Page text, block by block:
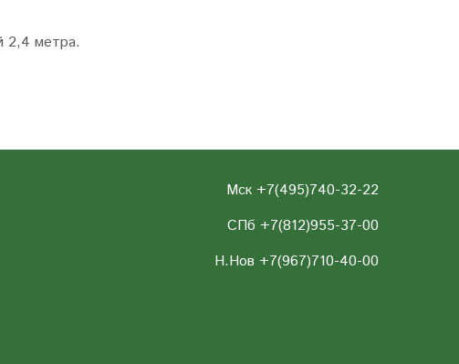
2,4 метра.
Мск +7(495)740-32-22
СПб +7(812)955-37-00
Н.Нов +7(967)710-40-00